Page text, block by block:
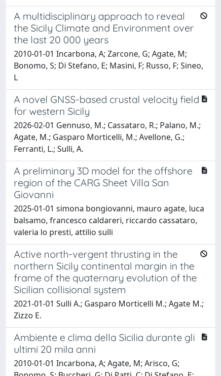
A multidisciplinary approach to reveal
the Sicily Climate and Environment over
the last 20 000 years
2010-01-01 Incarbona, A; Zarcone, G; Agate, M;
Bonomo, S; Di Stefano, E; Masini, F; Russo, F; Sineo,
L
A novel GNSS-based crustal velocity field
for western Sicily
2026-02-01 Gennuso, M.; Cassataro, R.; Palano, M.;
Agate, M.; Gasparo Morticelli, M.; Avellone, G.;
Ferranti, L.; Sulli, A.
A preliminary 3D model for the offshore
region of the CARG Sheet Villa San
Giovanni
2025-01-01 simona bongiovanni, mauro agate, luca
balsamo, francesco caldareri, riccardo cassataro,
valeria lo presti, attilio sulli
Active north-vergent thrusting in the
northern Sicily continental margin in the
frame of the quaternary evolution of the
Sicilian collisional system
2021-01-01 Sulli A.; Gasparo Morticelli M.; Agate M.;
Zizzo E.
Ambiente e clima della Sicilia durante gli
ultimi 20 mila anni
2010-01-01 Incarbona, A; Agate, M; Arisco, G;